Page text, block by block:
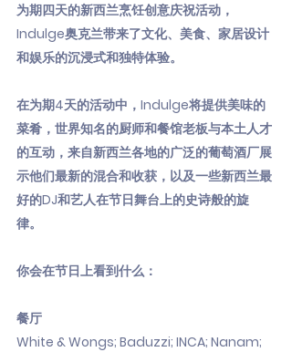
为期四天的新西兰烹饪创意庆祝活动，
Indulge奥克兰带来了文化、美食、家居设计
和娱乐的沉浸式和独特体验。
在为期4天的活动中，Indulge将提供美味的
菜肴，世界知名的厨师和餐馆老板与本土人才
的互动，来自新西兰各地的广泛的葡萄酒厂展
示他们最新的混合和收获，以及一些新西兰最
好的DJ和艺人在节日舞台上的史诗般的旋
律。
你会在节日上看到什么：
餐厅
White & Wongs; Baduzzi; INCA; Nanam;